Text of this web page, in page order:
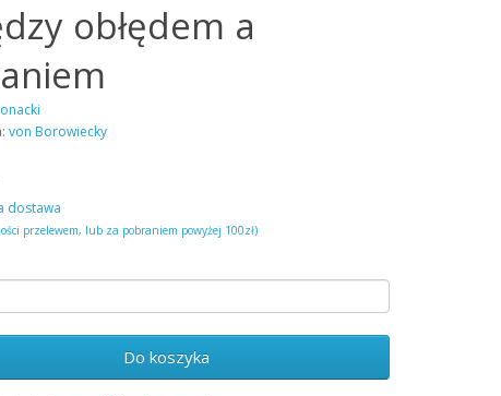
obłędem a
von Borowiecky
dostawa
przelewem, lub za pobraniem powyżej 100zł)
Do koszyka